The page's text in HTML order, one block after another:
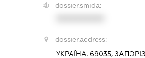
dossier.smida:
dossier.address:
УКРАЇНА, 69035,